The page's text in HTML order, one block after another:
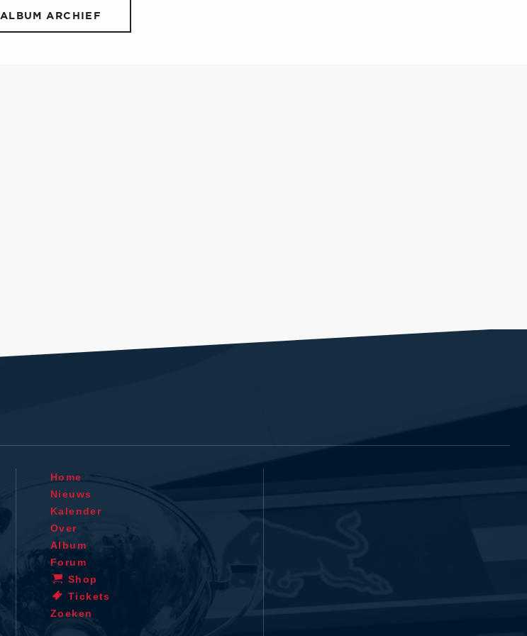
ALBUM ARCHIEF
Home
Nieuws
Kalender
Over
Album
Forum
Shop
Tickets
Zoeken